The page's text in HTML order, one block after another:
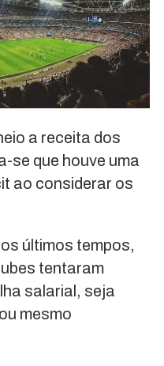
a receita dos
se que houve uma
ao considerar os
últimos tempos,
tentaram
salarial, seja
mesmo